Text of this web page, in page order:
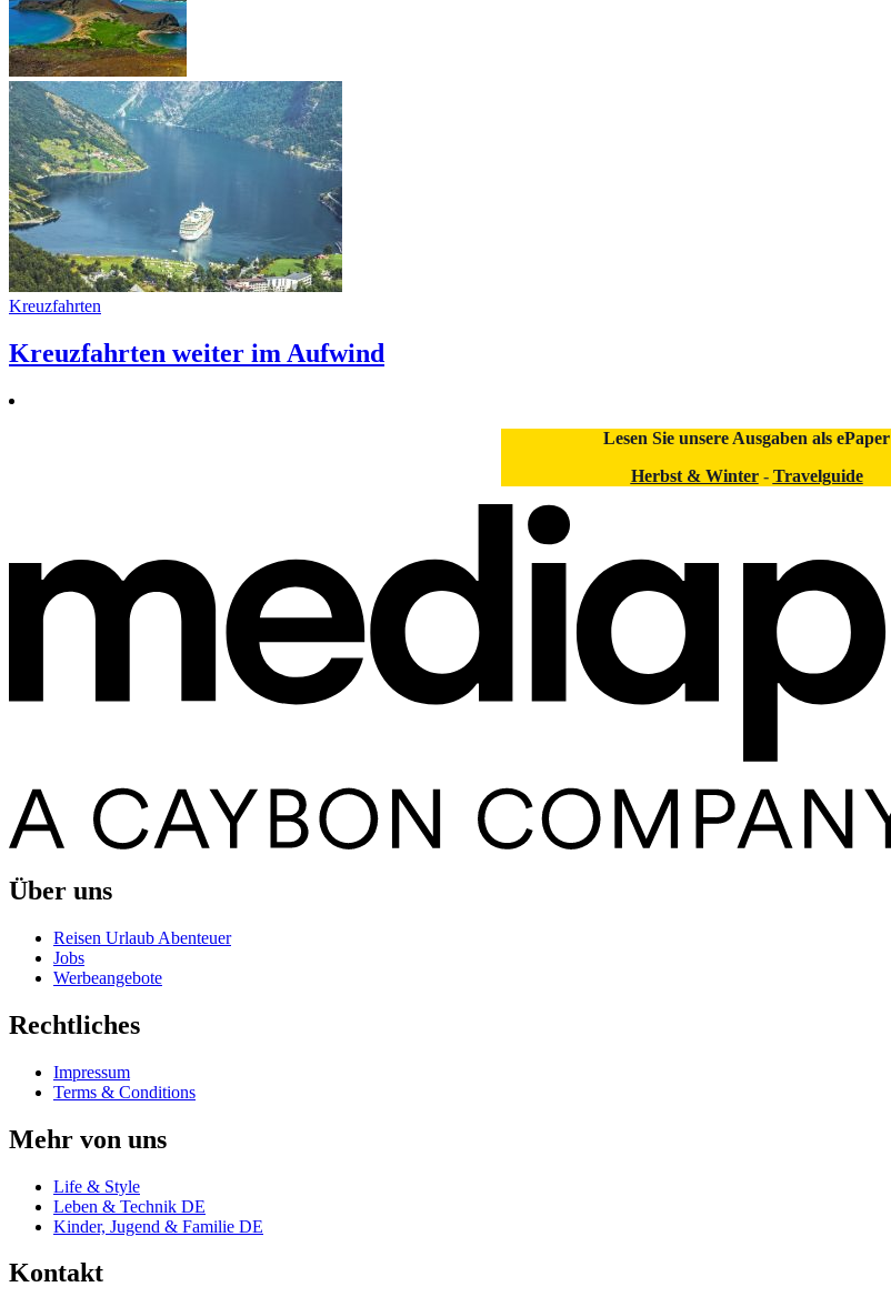
Kreuzfahrten
Kreuzfahrten weiter im Aufwind
Lesen Sie unsere Ausgaben als ePaper
Herbst & Winter- Travelguide
Über uns
Reisen Urlaub Abenteuer
Jobs
Werbeangebote
Rechtliches
Impressum
Terms & Conditions
Mehr von uns
Life & Style
Leben & Technik DE
Kinder, Jugend & Familie DE
Kontakt